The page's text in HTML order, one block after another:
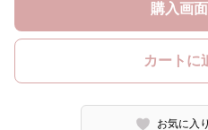
購入画
カートに
お気に入